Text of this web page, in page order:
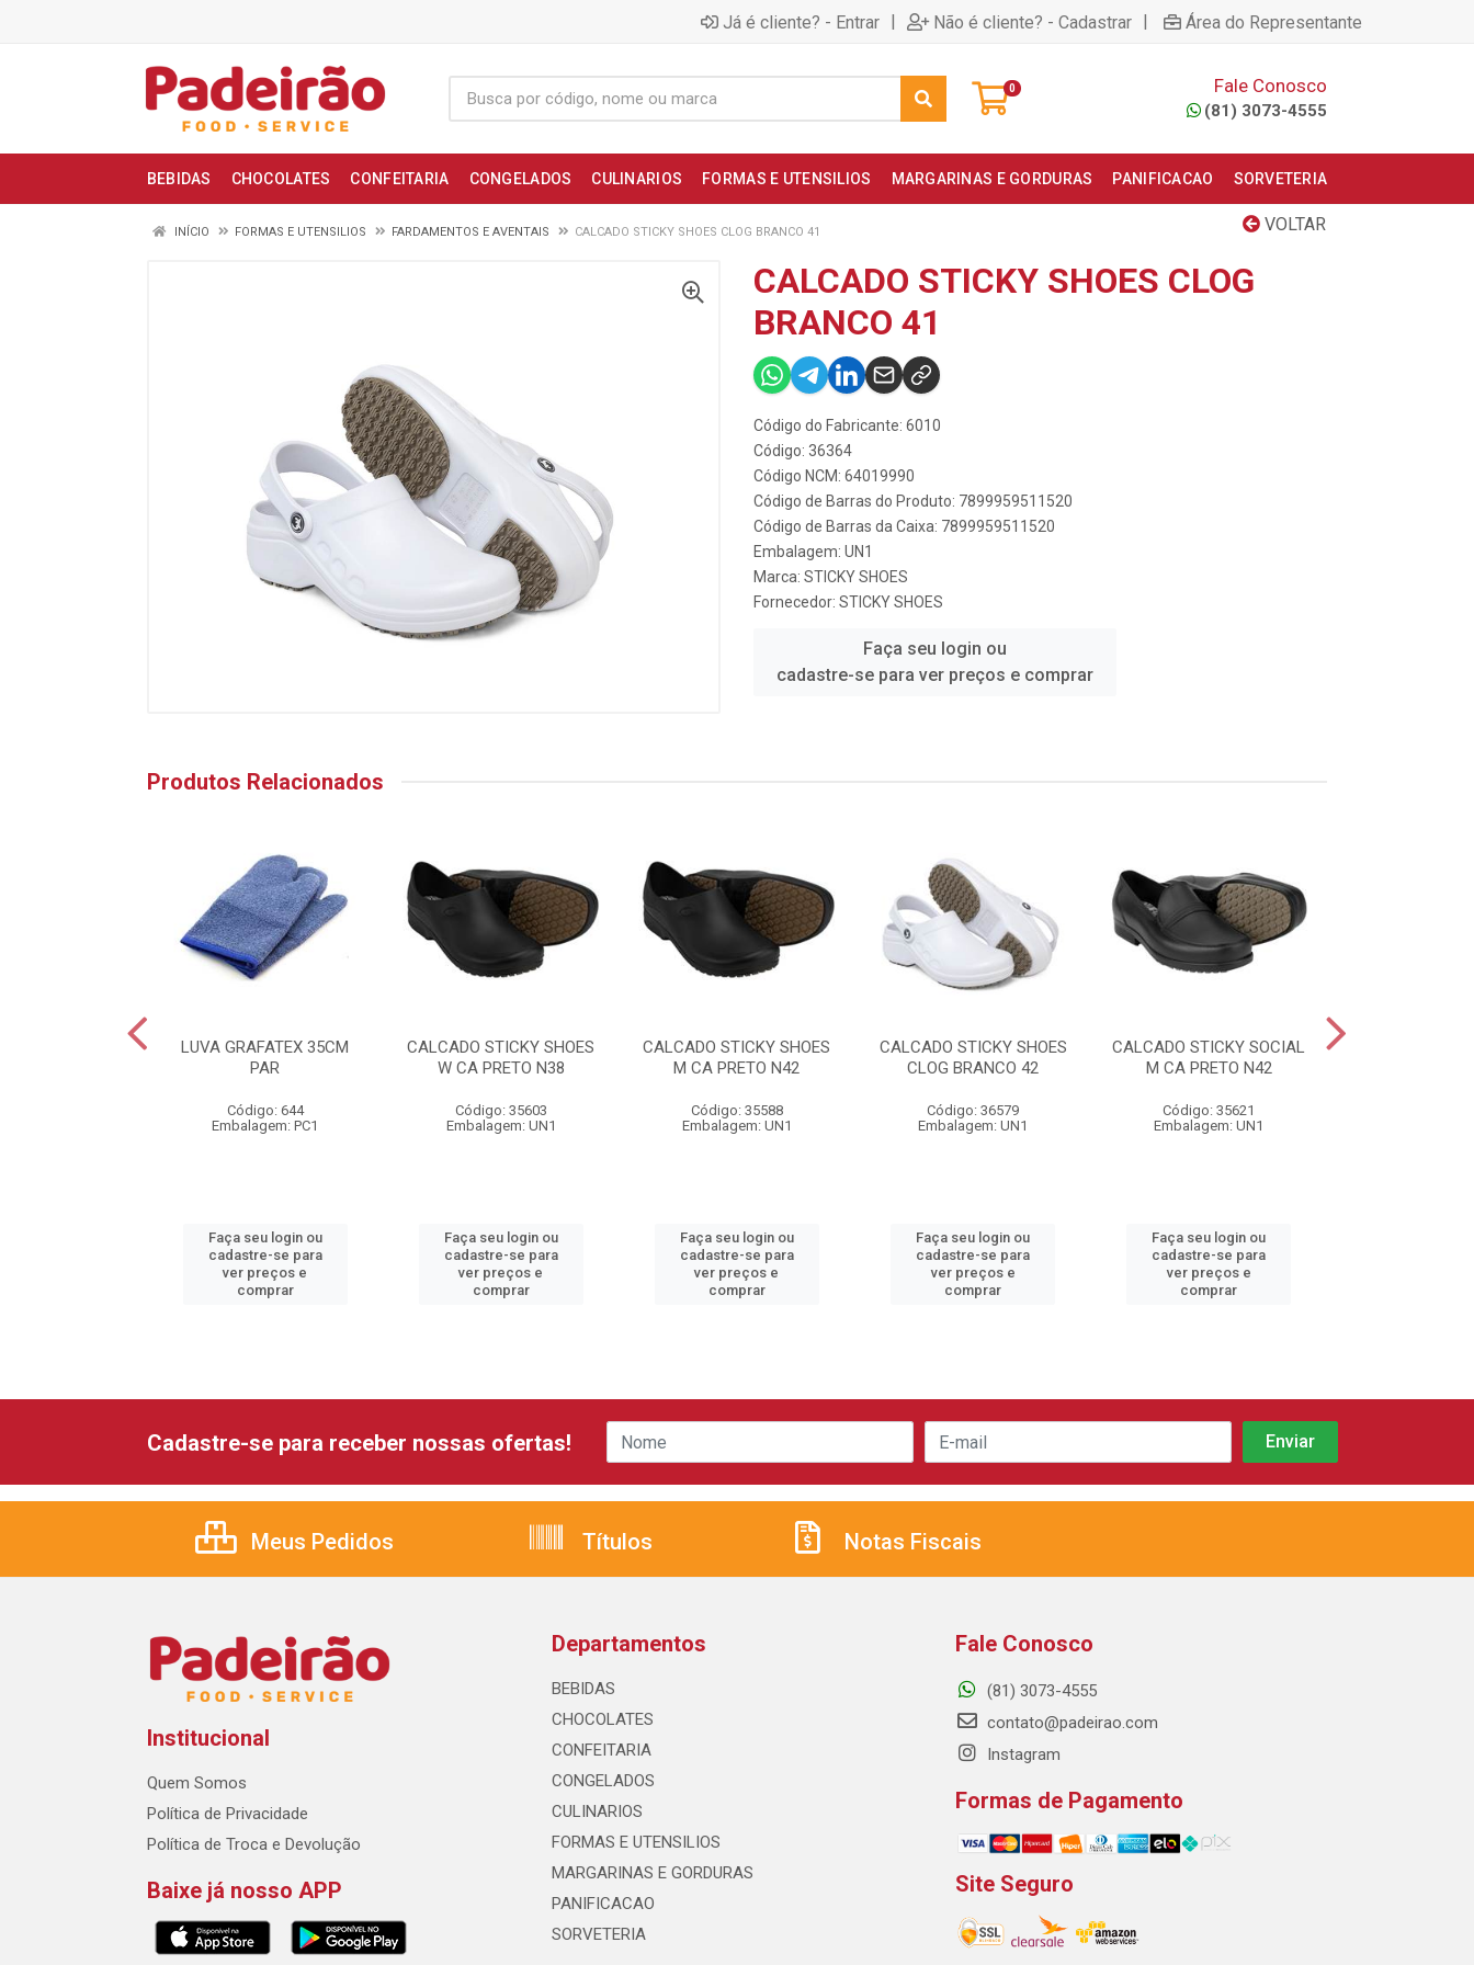
Já é cliente? - Entrar | Não é cliente? - Cadastrar | Área do Representante
0 Fale Conosco
(81) 3073-4555
BEBIDAS CHOCOLATES CONFEITARIA CONGELADOS CULINARIOS FORMAS E UTENSILIOS MARGARINAS E GORDURAS PANIFICACAO SORVETERIA
VOLTAR
INÍCIO FORMAS E UTENSILIOS FARDAMENTOS E AVENTAIS CALCADO STICKY SHOES CLOG BRANCO 41
CALCADO STICKY SHOES CLOG
BRANCO 41
Código do Fabricante: 6010
Código: 36364
Código NCM: 64019990
Código de Barras do Produto: 7899959511520
Código de Barras da Caixa: 7899959511520
Embalagem: UN1
Marca: STICKY SHOES
Fornecedor: STICKY SHOES
Faça seu login ou
cadastre-se para ver preços e comprar
Produtos Relacionados
LUVA GRAFATEX 35CM
PAR
Código: 644
Embalagem: PC1
Faça seu login ou
cadastre-se para
ver preços e
comprar
CALCADO STICKY SHOES
W CA PRETO N38
Código: 35603
Embalagem: UN1
Faça seu login ou
cadastre-se para
ver preços e
comprar
CALCADO STICKY SHOES
M CA PRETO N42
Código: 35588
Embalagem: UN1
Faça seu login ou
cadastre-se para
ver preços e
comprar
CALCADO STICKY SHOES
CLOG BRANCO 42
Código: 36579
Embalagem: UN1
Faça seu login ou
cadastre-se para
ver preços e
comprar
CALCADO STICKY SOCIAL
M CA PRETO N42
Código: 35621
Embalagem: UN1
Faça seu login ou
cadastre-se para
ver preços e
comprar
Cadastre-se para receber nossas ofertas!
Meus Pedidos Títulos Notas Fiscais
Institucional
Quem Somos
Política de Privacidade
Política de Troca e Devolução
Baixe já nosso APP
Departamentos
BEBIDAS
CHOCOLATES
CONFEITARIA
CONGELADOS
CULINARIOS
FORMAS E UTENSILIOS
MARGARINAS E GORDURAS
PANIFICACAO
SORVETERIA
Fale Conosco
(81) 3073-4555
contato@padeirao.com
Instagram
Formas de Pagamento
Site Seguro